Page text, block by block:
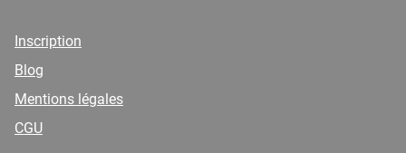
Inscription
Blog
Mentions légales
CGU